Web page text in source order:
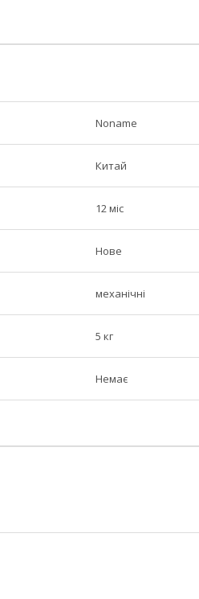
Noname
Китай
12 міс
Нове
механічні
5 кг
Немає